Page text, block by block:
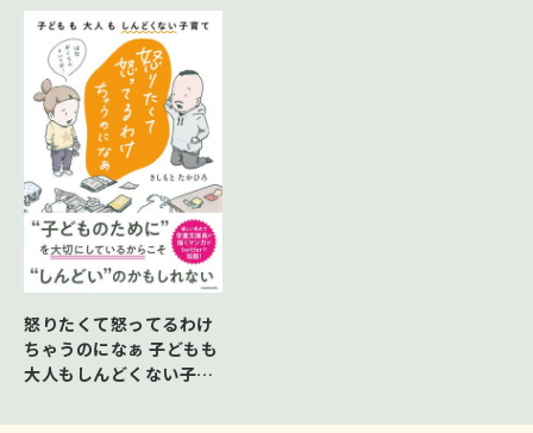
『たからくじが当たらなくても。』
『とけたアイスは 冷たいジュースに。』
『ちょっとずつやさしくて、ちょっとずつかな
しい。』
『同情するならお湯をくれ。』
『向いてなくても、そっちを向いて。』
『石の上にも、三日坊主。』
３できるようになるよりも大切にしたいことも
ある
『みんな頑張ってて、みんな怠けてる。』
『気休めだけど、持ってってや。』
怒りたくて怒ってるわけ
ちゃうのになぁ 子どもも
大人もしんどくない子育